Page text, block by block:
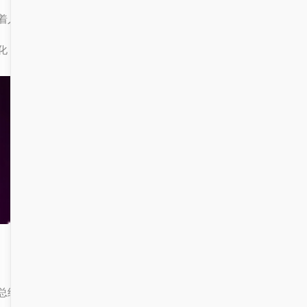
人工智能和大数据技术的发展，这些功能将会变得更加智能和个性
，真正实现“以人为本”的信息管理理念。
结一下，无论是“统一消息中心”还是“排名”，它们的核心目标都是